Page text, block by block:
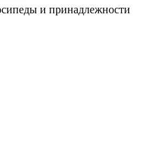
и принадлежности